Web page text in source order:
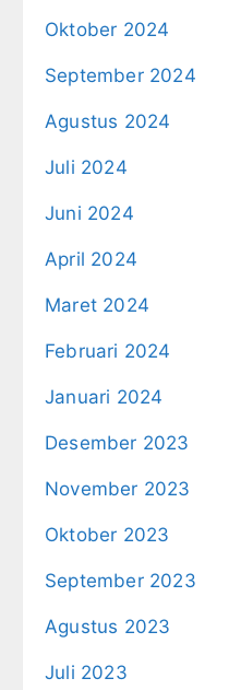
Oktober 2024
September 2024
Agustus 2024
Juli 2024
Juni 2024
April 2024
Maret 2024
Februari 2024
Januari 2024
Desember 2023
November 2023
Oktober 2023
September 2023
Agustus 2023
Juli 2023